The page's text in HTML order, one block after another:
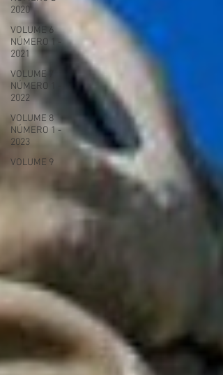
2020
VOLUME 6
NÚMERO 1 -
2021
VOLUME 7
NÚMERO 1 -
2022
VOLUME 8
NÚMERO 1 -
2023
VOLUME 9